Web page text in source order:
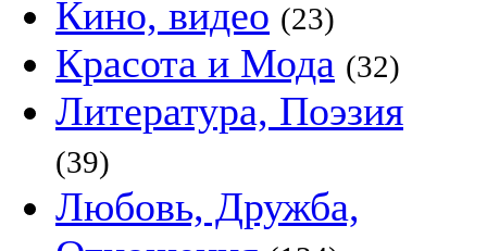
Кино, видео (23)
Красота и Мода (32)
Литература, Поэзия
(39)
Любовь, Дружба,